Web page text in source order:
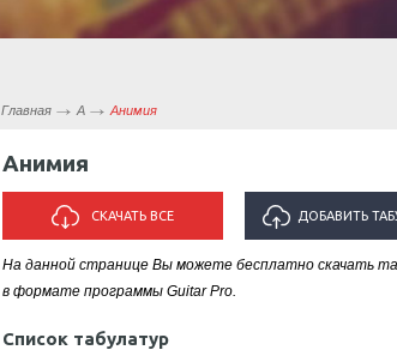
Главная А Анимия
Анимия
СКАЧАТЬ ВСЕ ДОБАВИТЬ
ИСПОЛНИТЕЛЯ
На данной странице Вы можете бесплатно скачать
в формате программы Guitar Pro.
Список табулатур